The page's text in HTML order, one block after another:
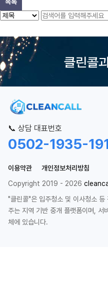
📞 상담 대표번호
0502-1935-
이용약관
개인정보처리방침
Copyright 2019 - 2026
"클린콜"은 입주청소 및 이사청소 등
주는 지역 기반 중개 플랫폼이며, 서
체에 있습니다.